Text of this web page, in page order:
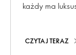
każdy ma
stanie się
CZYTAJ TERAZ